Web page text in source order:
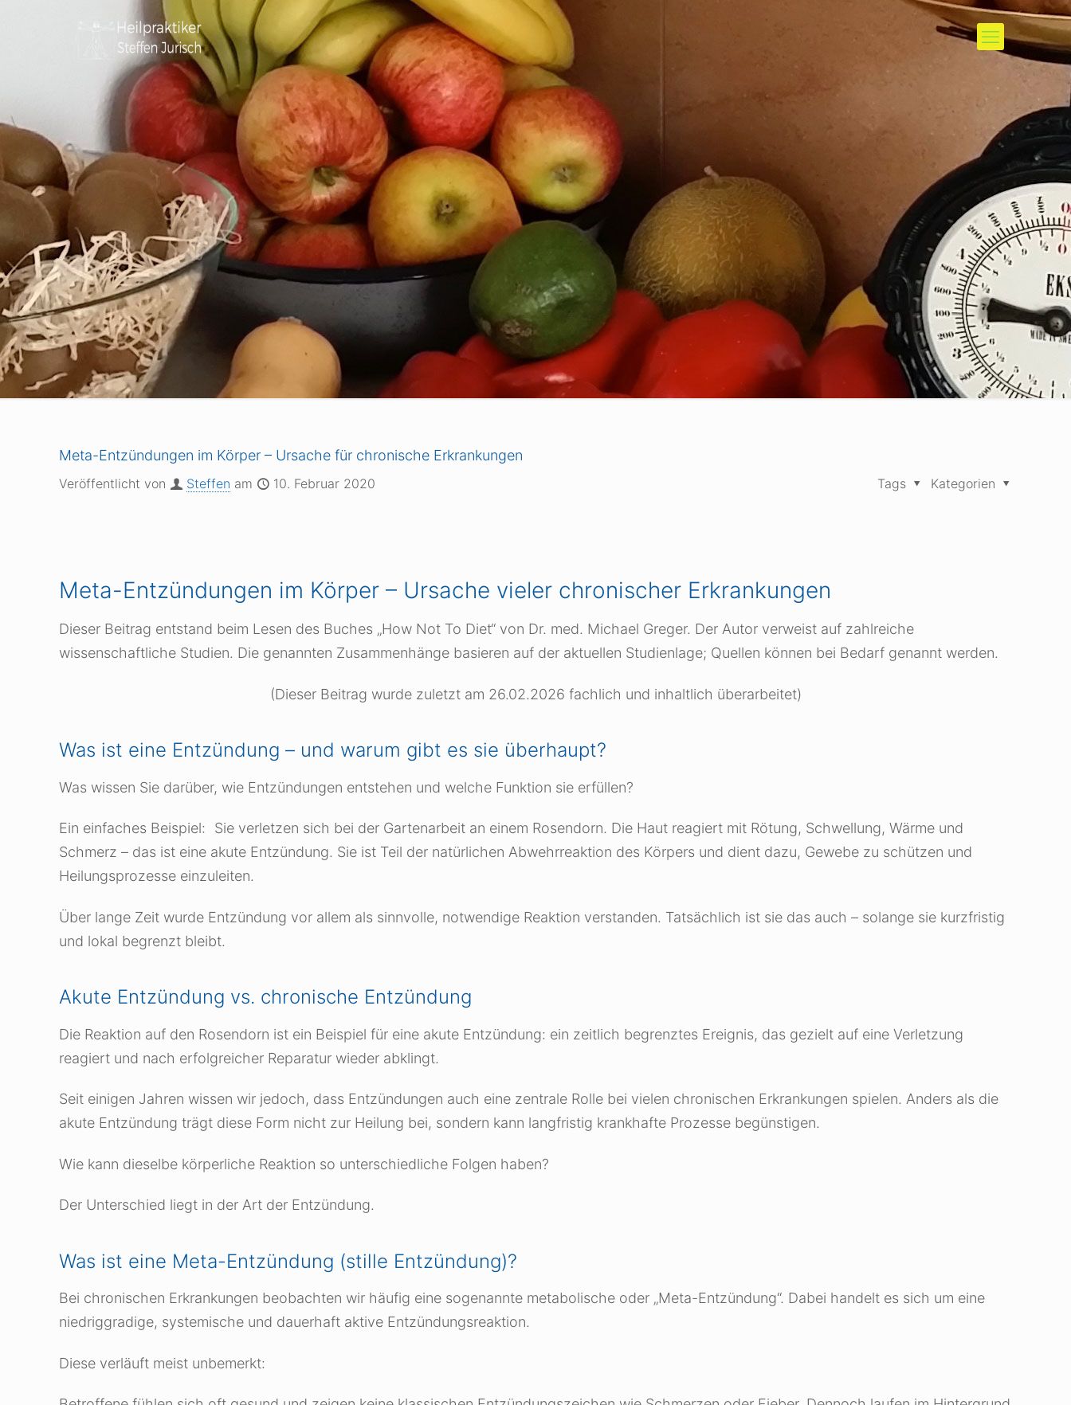
Meta-Entzündungen im Körper – Ursache für chronische Erkrankungen
Veröffentlicht von Steffen am 10. Februar 2020 Kategorien
Tags
Meta-Entzündungen im Körper – Ursache vieler chronischer Erkrankungen
Dieser Beitrag entstand beim Lesen des Buches „How Not To Diet“ von Dr. med. Michael Greger. Der Autor verweist auf zahlreiche
wissenschaftliche Studien. Die genannten Zusammenhänge basieren auf der aktuellen Studienlage; Quellen können bei Bedarf genannt werden.
(Dieser Beitrag wurde zuletzt am 26.02.2026 fachlich und inhaltlich überarbeitet)
Was ist eine Entzündung – und warum gibt es sie überhaupt?
Was wissen Sie darüber, wie Entzündungen entstehen und welche Funktion sie erfüllen?
Ein einfaches Beispiel: Sie verletzen sich bei der Gartenarbeit an einem Rosendorn. Die Haut reagiert mit Rötung, Schwellung, Wärme und
Schmerz – das ist eine akute Entzündung. Sie ist Teil der natürlichen Abwehrreaktion des Körpers und dient dazu, Gewebe zu schützen und
Heilungsprozesse einzuleiten.
Über lange Zeit wurde Entzündung vor allem als sinnvolle, notwendige Reaktion verstanden. Tatsächlich ist sie das auch – solange sie kurzfristig
und lokal begrenzt bleibt.
Akute Entzündung vs. chronische Entzündung
Die Reaktion auf den Rosendorn ist ein Beispiel für eine akute Entzündung: ein zeitlich begrenztes Ereignis, das gezielt auf eine Verletzung
reagiert und nach erfolgreicher Reparatur wieder abklingt.
Seit einigen Jahren wissen wir jedoch, dass Entzündungen auch eine zentrale Rolle bei vielen chronischen Erkrankungen spielen. Anders als die
akute Entzündung trägt diese Form nicht zur Heilung bei, sondern kann langfristig krankhafte Prozesse begünstigen.
Wie kann dieselbe körperliche Reaktion so unterschiedliche Folgen haben?
Der Unterschied liegt in der Art der Entzündung.
Was ist eine Meta-Entzündung (stille Entzündung)?
Bei chronischen Erkrankungen beobachten wir häufig eine sogenannte metabolische oder „Meta-Entzündung“. Dabei handelt es sich um eine
niedriggradige, systemische und dauerhaft aktive Entzündungsreaktion.
Diese verläuft meist unbemerkt: